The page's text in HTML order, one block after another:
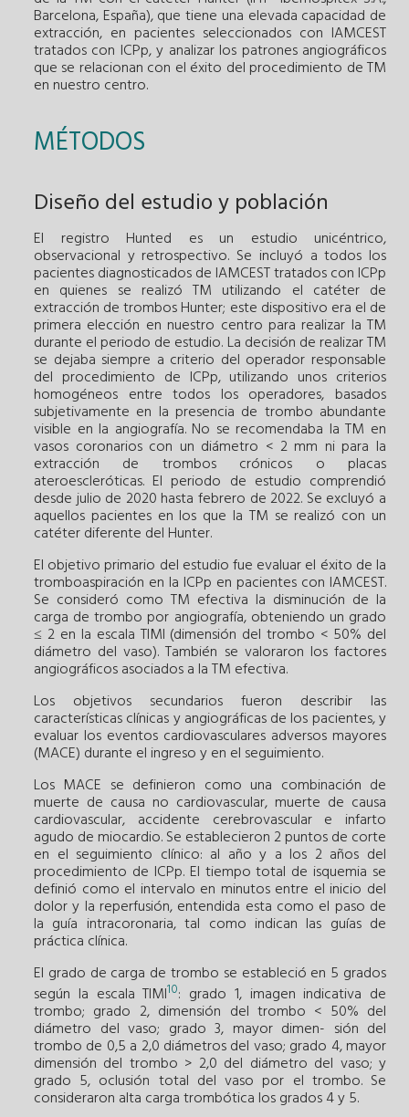
Barcelona, España), que tiene una elevada capacidad de
extracción, en pacientes seleccionados con IAMCEST
tratados con ICPp, y analizar los patrones angiográficos
que se relacionan con el éxito del procedimiento de TM
en nuestro centro.
MÉTODOS
Diseño del estudio y población
El registro Hunted es un estudio unicéntrico,
observacional y retrospectivo. Se incluyó a todos los
pacientes diagnosticados de IAMCEST tratados con ICPp
en quienes se realizó TM utilizando el catéter de
extracción de trombos Hunter; este dispositivo era el de
primera elección en nuestro centro para realizar la TM
durante el periodo de estudio. La decisión de realizar TM
se dejaba siempre a criterio del operador responsable
del procedimiento de ICPp, utilizando unos criterios
homogéneos entre todos los operadores, basados
subjetivamente en la presencia de trombo abundante
visible en la angiografía. No se recomendaba la TM en
vasos coronarios con un diámetro < 2 mm ni para la
extracción de trombos crónicos o placas
ateroescleróticas. El periodo de estudio comprendió
desde julio de 2020 hasta febrero de 2022. Se excluyó a
aquellos pacientes en los que la TM se realizó con un
catéter diferente del Hunter.
El objetivo primario del estudio fue evaluar el éxito de la
tromboaspiración en la ICPp en pacientes con IAMCEST.
Se consideró como TM efectiva la disminución de la
carga de trombo por angiografía, obteniendo un grado
≤ 2 en la escala TIMI (dimensión del trombo < 50% del
diámetro del vaso). También se valoraron los factores
angiográficos asociados a la TM efectiva.
Los objetivos secundarios fueron describir las
características clínicas y angiográficas de los pacientes, y
evaluar los eventos cardiovasculares adversos mayores
(MACE) durante el ingreso y en el seguimiento.
Los MACE se definieron como una combinación de
muerte de causa no cardiovascular, muerte de causa
cardiovascular, accidente cerebrovascular e infarto
agudo de miocardio. Se establecieron 2 puntos de corte
en el seguimiento clínico: al año y a los 2 años del
procedimiento de ICPp. El tiempo total de isquemia se
definió como el intervalo en minutos entre el inicio del
dolor y la reperfusión, entendida esta como el paso de
la guía intracoronaria, tal como indican las guías de
práctica clínica.
El grado de carga de trombo se estableció en 5 grados
según la escala TIMI10: grado 1, imagen indicativa de
trombo; grado 2, dimensión del trombo < 50% del
diámetro del vaso; grado 3, mayor dimen- sión del
trombo de 0,5 a 2,0 diámetros del vaso; grado 4, mayor
dimensión del trombo > 2,0 del diámetro del vaso; y
grado 5, oclusión total del vaso por el trombo. Se
consideraron alta carga trombótica los grados 4 y 5.